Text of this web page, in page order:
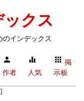
ックス
のインデックス
作者 人気
掲
示板
]